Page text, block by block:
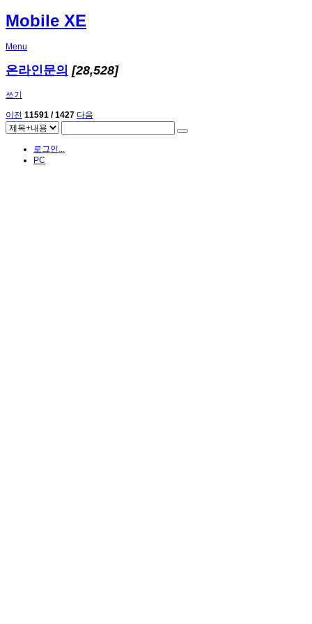
Mobile XE
Menu
온라인문의 [28,528]
쓰기
이전 11591 / 1427 다음
로그인...
PC